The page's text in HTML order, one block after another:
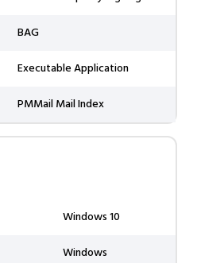
BAG
Executable Application
PMMail Mail Index
Windows 10
Windows